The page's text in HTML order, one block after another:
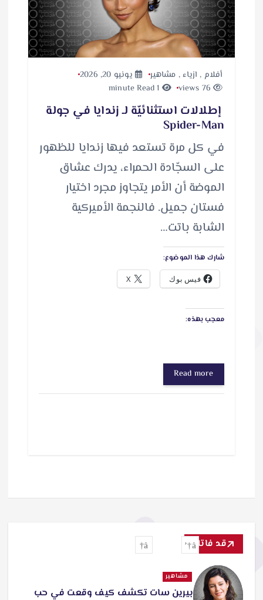
أفلام , ازياء, مشاهير
يونيو 20, 2026
76 views
إطلالات استثنائيّة لـ زندايا في جولة
Spider-Man
في كل مرة تستعد فيها زندايا للظهور
على السجّادة الحمراء، يدرك عشاق
الموضة أن الأمر يتجاوز مجرد اختيار
فستان جميل. فالنجمة الأميركية
الشابة باتت…
شارك هذا الموضوع:
فيس بوك X
معجب بهذه:
Read more
قد فاتك
مشاهير
بيرين سات تكشف كيف وقعت في حب